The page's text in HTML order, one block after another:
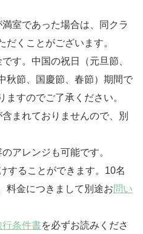
室であった場合は、同クラ
だくことがございます。
す。中国の祝日（元旦節、
秋節、国慶節、春節）期間で
すのでご了承ください。
まれておりませんので、別
アレンジも可能です。
することができます。10名
料金につきまして別途お問い
行条件書を必ずお読みくださ